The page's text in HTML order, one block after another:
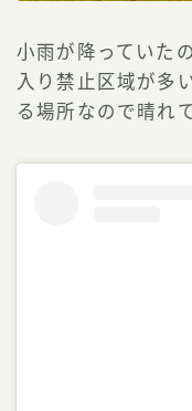
小雨が降っていた
入り禁止区域が多
る場所なので晴れ